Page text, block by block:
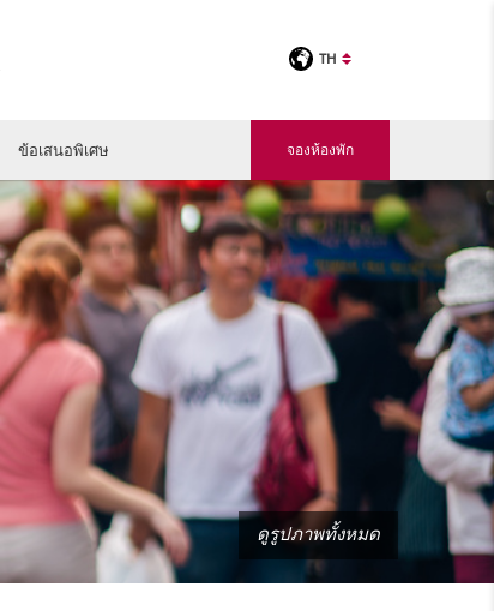
TH
ข้อเสนอพิเศษ จองห้องพัก
ดูรูปภาพทั้งหมด